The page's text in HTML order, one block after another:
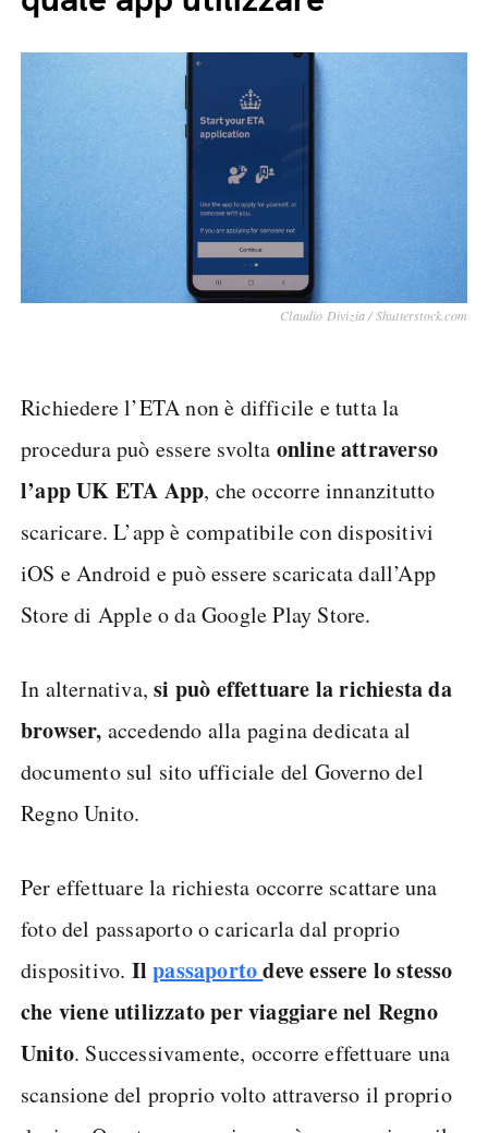
Claudio Divizia / Shutterstock.com
Richiedere l’ETA non è difficile e tutta la
procedura può essere svolta online attraverso
l’app UK ETA App, che occorre innanzitutto
scaricare. L’app è compatibile con dispositivi
iOS e Android e può essere scaricata dall’App
Store di Apple o da Google Play Store.
In alternativa,si può effettuare la richiesta da
browser, accedendo alla pagina dedicata al
documento sul sito ufficiale del Governo del
Regno Unito.
Per effettuare la richiesta occorre scattare una
foto del passaporto o caricarla dal proprio
dispositivo. Ilpassaportodeve essere lo stesso
che viene utilizzato per viaggiare nel Regno
Unito. Successivamente, occorre effettuare una
scansione del proprio volto attraverso il proprio